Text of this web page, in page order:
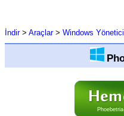
İndir> Araçlar> Windows